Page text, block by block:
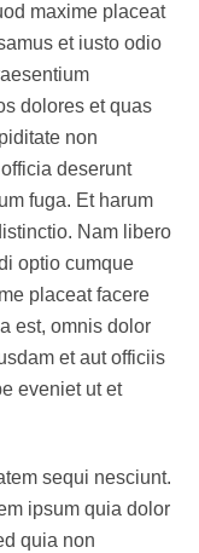
maxime placeat
et iusto odio
dolores et quas
non
deserunt
fuga. Et harum
Nam libero
optio cumque
placeat facere
est, omnis dolor
et aut officiis
eveniet ut et
sequi nesciunt.
ipsum quia dolor
quia non